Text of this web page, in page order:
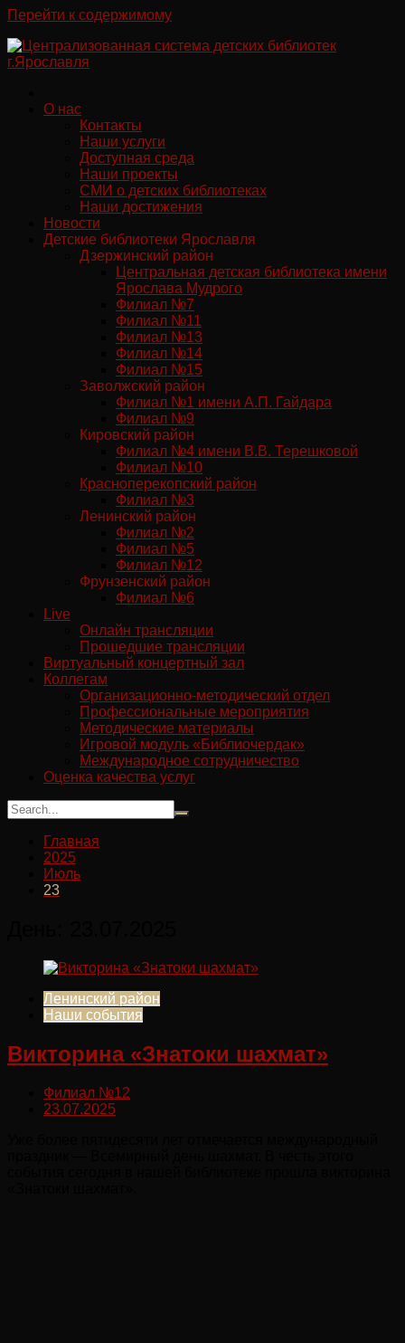
Перейти к содержимому
О нас
Контакты
Наши услуги
Доступная среда
Наши проекты
СМИ о детских библиотеках
Наши достижения
Новости
Детские библиотеки Ярославля
Дзержинский район
Центральная детская библиотека имени
Ярослава Мудрого
Филиал №7
Филиал №11
Филиал №13
Филиал №14
Филиал №15
Заволжский район
Филиал №1 имени А.П. Гайдара
Филиал №9
Кировский район
Филиал №4 имени В.В. Терешковой
Филиал №10
Красноперекопский район
Филиал №3
Ленинский район
Филиал №2
Филиал №5
Филиал №12
Фрунзенский район
Филиал №6
Live
Онлайн трансляции
Прошедшие трансляции
Виртуальный концертный зал
Коллегам
Организационно-методический отдел
Профессиональные мероприятия
Методические материалы
Игровой модуль «Библиочердак»
Международное сотрудничество
Оценка качества услуг
Главная
2025
Июль
23
Ленинский район
Наши события
Викторина «Знатоки шахмат»
Филиал №12
23.07.2025